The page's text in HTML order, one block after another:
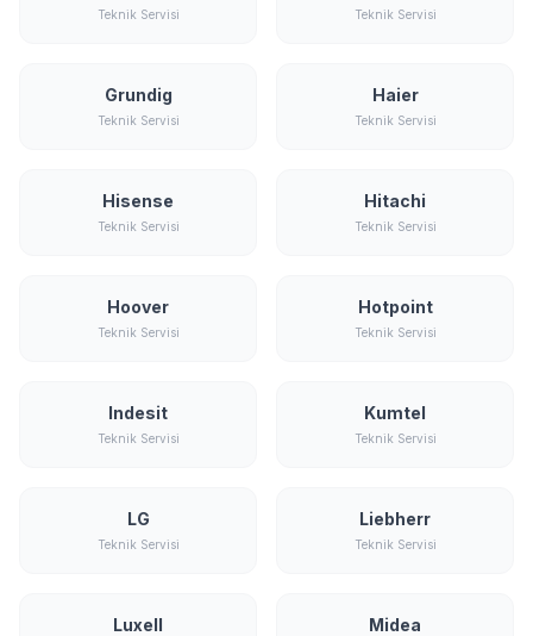
Teknik Servisi Teknik Servisi
Grundig
Teknik Servisi
Haier
Teknik Servisi
Hisense
Teknik Servisi
Hitachi
Teknik Servisi
Hoover
Teknik Servisi
Hotpoint
Teknik Servisi
Indesit
Teknik Servisi
Kumtel
Teknik Servisi
LG
Teknik Servisi
Liebherr
Teknik Servisi
Luxell Midea